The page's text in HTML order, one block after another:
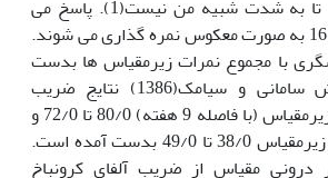
شبیه من نیست(2)، تا به شدت شبیه من نیست(1). پاسخ می
دهند. دو عبارت 9 و 16 به صورت معکوس نمره گذاری می شوند.
با مجموع نمرات زیرمقیاس ها بدست
می آید. در پژوهش سامانی و سیامک(1386) نتایج ضریب
بازآزمایی برای چهار زیرمقیاس (با فاصله 9 هفته) 80/0 تا 72/0 و
همبستگی بین چهار زیرمقیاس 38/0 تا 49/0 بدست آمده است.
مقیاس از ضریب آلفای کرونباخ